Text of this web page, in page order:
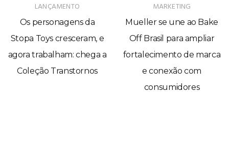
LANÇAMENTO
Os personagens da
Stopa Toys cresceram, e
agora trabalham: chega a
Coleção Transtornos
MARKETING
Mueller se une ao Bake
Off Brasil para ampliar
fortalecimento de marca
e conexão com
consumidores